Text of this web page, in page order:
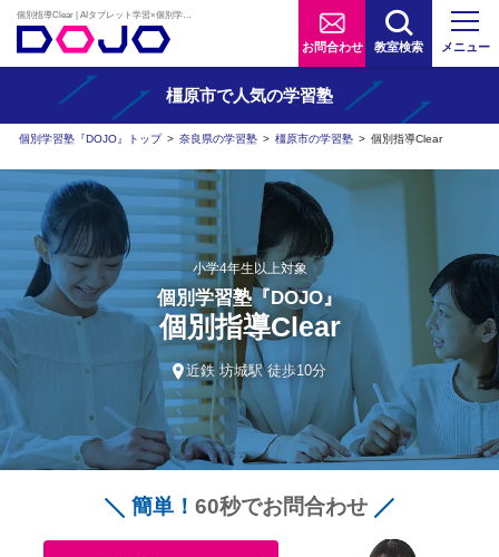
お問合わせ 教室検索 メニュー
橿原市で人気の学習塾
個別学習塾『DOJO』トップ > 奈良県の学習塾 > 橿原市の学習塾 > 個別指導Clear
小学4年生以上対象
個別学習塾『DOJO』
個別指導Clear
近鉄 坊城駅 徒歩10分
簡単！ 60秒でお問合わせ